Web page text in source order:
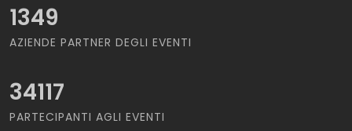
1349
AZIENDE PARTNER DEGLI EVENTI
34117
PARTECIPANTI AGLI EVENTI